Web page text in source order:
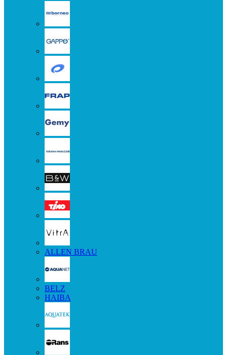
ALLEN BRAU
BELZ
HAIBA